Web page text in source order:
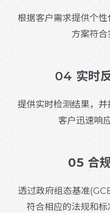
根据客户需求提供个
方案符合
04 实时
提供实时检测结果，
客户迅速响
05 合
透过政府组态基准
符合相应的法规和标